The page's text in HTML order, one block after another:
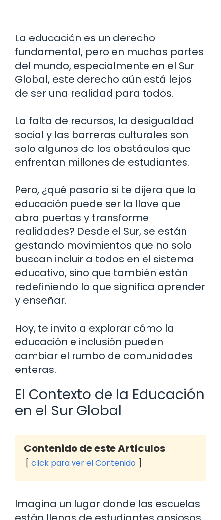
La educación es un derecho
fundamental, pero en muchas partes
del mundo, especialmente en el Sur
Global, este derecho aún está lejos
de ser una realidad para todos.
La falta de recursos, la desigualdad
social y las barreras culturales son
solo algunos de los obstáculos que
enfrentan millones de estudiantes.
Pero, ¿qué pasaría si te dijera que la
educación puede ser la llave que
abra puertas y transforme
realidades? Desde el Sur, se están
gestando movimientos que no solo
buscan incluir a todos en el sistema
educativo, sino que también están
redefiniendo lo que significa aprender
y enseñar.
Hoy, te invito a explorar cómo la
educación e inclusión pueden
cambiar el rumbo de comunidades
enteras.
El Contexto de la Educación
en el Sur Global
Contenido de este Artículos
click para ver el Contenido
Imagina un lugar donde las escuelas